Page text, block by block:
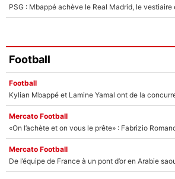
PSG : Mbappé achève le Real Madrid, le vestiaire
Football
Football
Mercato Football
Mercato Football